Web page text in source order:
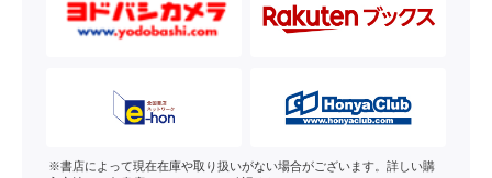
※書店によって現在在庫や取り扱いがない場合がございます。詳しい購